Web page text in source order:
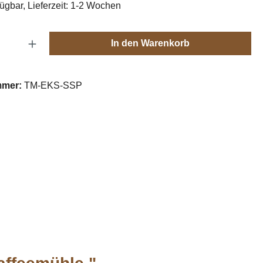
Lieferzeit: 1-2 Wochen
Anzahl: Gib den gewünschten Wert ein
In den Warenkorb
TM-EKS-SSP